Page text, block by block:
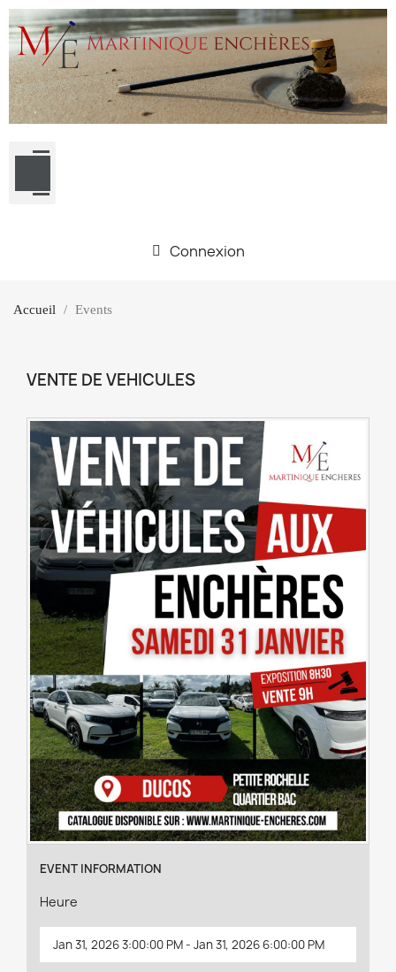
Connexion
Accueil Events
VENTE DE VEHICULES
EVENT INFORMATION
Heure
Jan 31, 2026 3:00:00 PM - Jan 31, 2026 6:00:00 PM